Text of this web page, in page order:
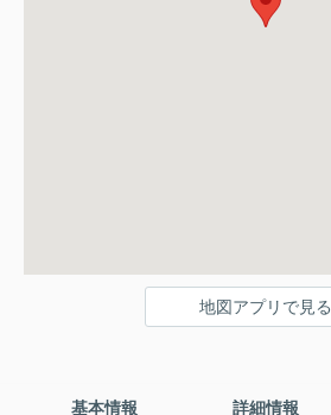
地図アプリで見る
基本情報 詳細情報